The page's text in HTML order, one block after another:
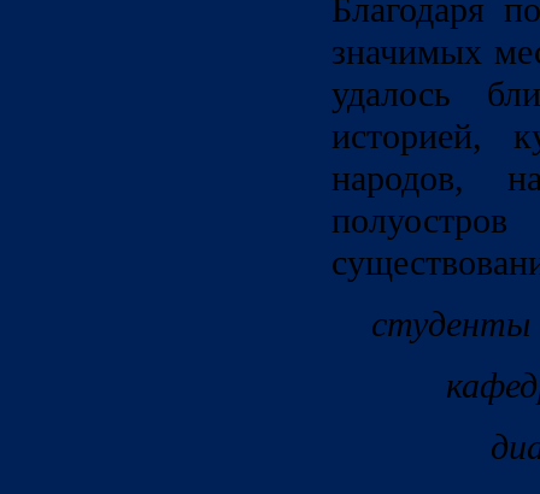
Благодаря
значимых
удалось
историей,
народов,
студенты